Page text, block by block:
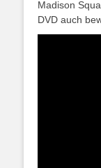
Madison
DVD auch